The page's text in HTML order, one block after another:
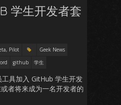
学生开发者套
Pilot
Geek News
github 学生
具加入 GitHub 学生开发
者将来成为一名开发者的